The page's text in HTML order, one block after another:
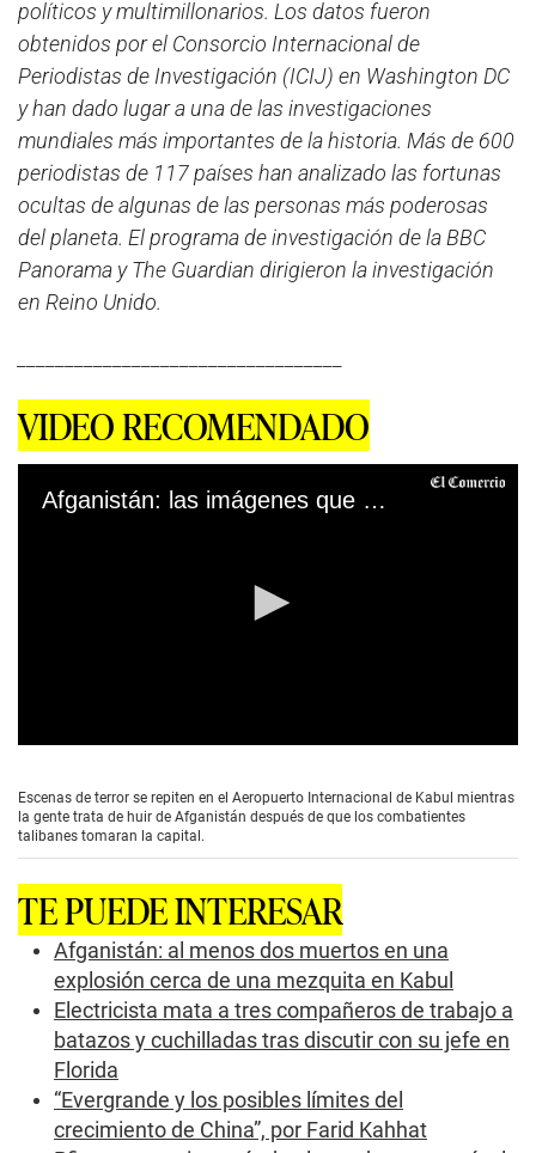
políticos y multimillonarios. Los datos fueron
obtenidos por el Consorcio Internacional de
Periodistas de Investigación (ICIJ) en Washington DC
y han dado lugar a una de las investigaciones
mundiales más importantes de la historia. Más de 600
periodistas de 117 países han analizado las fortunas
ocultas de algunas de las personas más poderosas
del planeta. El programa de investigación de la BBC
Panorama y The Guardian dirigieron la investigación
en Reino Unido.
VIDEO RECOMENDADO
Afganistán: las imágenes que muestran el caos y la desesperación tras la toma de control de los talibanes
e
c
o
s
o
Escenas de terror se repiten en el Aeropuerto Internacional de Kabul mientras
la gente trata de huir de Afganistán después de que los combatientes
talibanes tomaran la capital.
TE PUEDE INTERESAR
Afganistán: al menos dos muertos en una
explosión cerca de una mezquita en Kabul
Electricista mata a tres compañeros de trabajo a
batazos y cuchilladas tras discutir con su jefe en
Florida
“Evergrande y los posibles límites del
crecimiento de China”, por Farid Kahhat